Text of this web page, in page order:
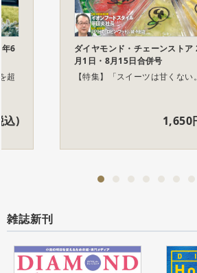
6
超
込)
ダイヤモンド・チェーンスト
月1日・8月15日合併号
【特集】「スイーツは甘くない
1,650
雑誌新刊